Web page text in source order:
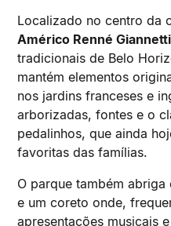
Localizado no centro da
Américo Renné Giannetti
tradicionais de Belo
mantém elementos
nos jardins franceses e
arborizadas, fontes e o
pedalinhos, que ainda
favoritas das famílias.
O parque também
e um coreto onde,
apresentações musicais